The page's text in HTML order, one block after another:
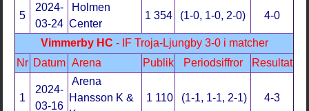
5
2024-
03-24
Holmen
Center
1 354 (1-0, 1-0, 2-0) 4-0
Vimmerby HC - IF Troja-Ljungby 3-0 i matcher
Nr Datum Arena Publik Periodsiffror Resultat
1
2024-
03-16
Arena
Hansson K &
1 110 (1-1, 1-1, 2-1) 4-3